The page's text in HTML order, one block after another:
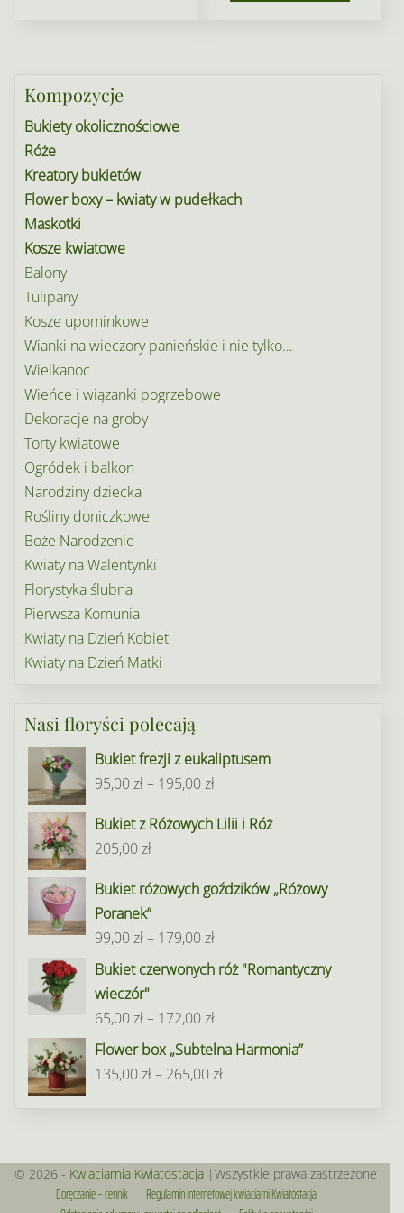
Kompozycje
Bukiety okolicznościowe
Róże
Kreatory bukietów
Flower boxy – kwiaty w pudełkach
Maskotki
Kosze kwiatowe
Balony
Tulipany
Kosze upominkowe
Wianki na wieczory panieńskie i nie tylko…
Wielkanoc
Wieńce i wiązanki pogrzebowe
Dekoracje na groby
Torty kwiatowe
Ogródek i balkon
Narodziny dziecka
Rośliny doniczkowe
Boże Narodzenie
Kwiaty na Walentynki
Florystyka ślubna
Pierwsza Komunia
Kwiaty na Dzień Kobiet
Kwiaty na Dzień Matki
Nasi floryści polecają
Bukiet frezji z eukaliptusem
95,00zł– 195,00złZakres
od
do
Bukiet z Różowych Lilii i Róż
205,00zł
Bukiet różowych goździków „Różowy
Poranek”
99,00zł– 179,00złZakres
cen:
179,00 zł
Bukiet czerwonych róż "Romantyczny
wieczór"
65,00zł– 172,00złZakres
cen:
od
Flower box „Subtelna Harmonia”
135,00zł– 265,00złZakres
do
265,00 zł
© 2026 - Kwiaciarnia Kwiatostacja|Wszystkie prawa zastrzeżone
Doręczanie – cennik
Regulamin internetowej kwiaciarni Kwiatostacja